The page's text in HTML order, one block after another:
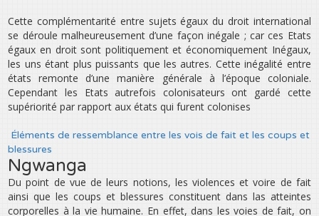
Cette complémentarité entre sujets égaux du droit international
se déroule malheureusement d’une façon inégale ; car ces Etats
égaux en droit sont politiquement et économiquement Inégaux,
les uns étant plus puissants que les autres. Cette inégalité entre
états remonte d’une manière générale à l’époque coloniale.
Cependant les Etats autrefois colonisateurs ont gardé cette
supériorité par rapport aux états qui furent colonises
Éléments de ressemblance entre les vois de fait et les coups et
blessures
Ngwanga
Du point de vue de leurs notions, les violences et voire de fait
ainsi que les coups et blessures constituent dans las atteintes
corporelles à la vie humaine. En effet, dans les voies de fait, on